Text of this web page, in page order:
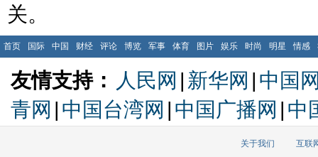
关。
首页 国际 中国 财经 评论 博览 军事 体育 图片 娱乐 时尚 明星 情感
友情支持： 人民网 | 新华网 | 中国
青网 | 中国台湾网 | 中国广播网 | 中
关于我们
互联